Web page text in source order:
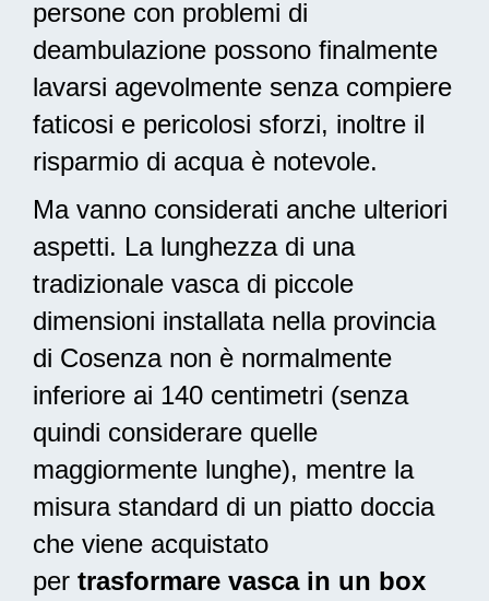
persone con problemi di
deambulazione possono finalmente
lavarsi agevolmente senza compiere
faticosi e pericolosi sforzi, inoltre il
risparmio di acqua è notevole.
Ma vanno considerati anche ulteriori
aspetti. La lunghezza di una
tradizionale vasca di piccole
dimensioni installata nella provincia
di Cosenza non è normalmente
inferiore ai 140 centimetri (senza
quindi considerare quelle
maggiormente lunghe), mentre la
misura standard di un piatto doccia
che viene acquistato
per trasformare vasca in un box